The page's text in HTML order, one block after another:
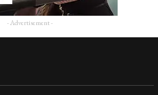
- Advertisement -